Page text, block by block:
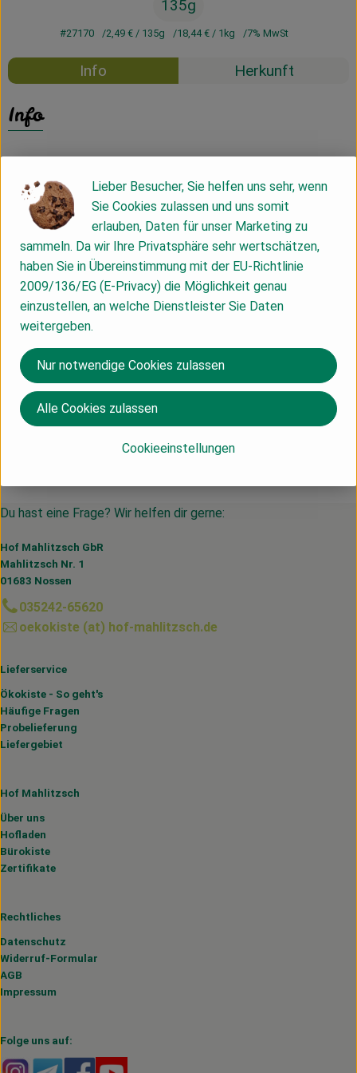
135g
#27170 2,49 €/ 135g 18,44 €/ 1kg 7% MwSt
Info Herkunft
Info
Produktinformationen
Produktdatenblatt
Herkunft
Deutschland
Zwergenwiese
Du hast eine Frage? Wir helfen dir gerne:
Hof Mahlitzsch GbR
Mahlitzsch Nr. 1
01683 Nossen
035242-65620
oekokiste (at) hof-mahlitzsch.de
Lieferservice
Ökokiste - So geht's
Häufige Fragen
Probelieferung
Liefergebiet
Hof Mahlitzsch
Über uns
Hofladen
Bürokiste
Zertifikate
Rechtliches
Datenschutz
Widerruf-Formular
AGB
Impressum
Folge uns auf:
Externer Link zu https://www.instagram.com/
Externer Link zu https://t.me/s/hofmahlitzsch
Externer Link zu https://www.facebook.com/
Lieber Besucher, Sie helfen uns sehr, wenn
Sie Cookies zulassen und uns somit
erlauben, Daten für unser Marketing zu
sammeln. Da wir Ihre Privatsphäre sehr wertschätzen,
haben Sie in Übereinstimmung mit der EU-Richtlinie
2009/136/EG (E-Privacy) die Möglichkeit genau
einzustellen, an welche Dienstleister Sie Daten
weitergeben.
Cookieeinstellungen
Nur notwendige Cookies zulassen
Alle Cookies zulassen